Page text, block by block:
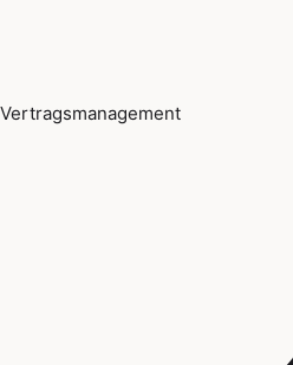
Vertragsmanagement